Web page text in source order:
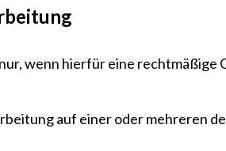
wenn hierfür eine rechtmäßige
auf einer oder mehreren